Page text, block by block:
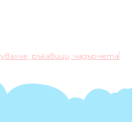
ръкавици, чадърчета